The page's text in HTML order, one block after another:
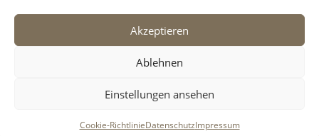
Akzeptieren
Ablehnen
Einstellungen ansehen
Cookie-RichtlinieDatenschutzImpressum
 Telefon
office@immosence.at